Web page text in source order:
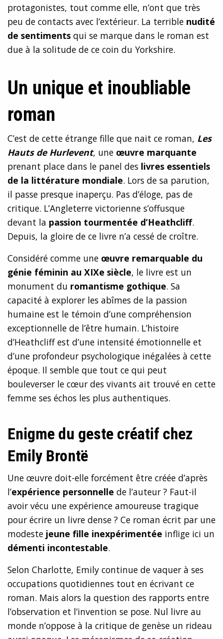
protagonistes, tout comme elle, n’ont que très
peu de contacts avec l’extérieur. La terrible nudité
de sentiments qui se marque dans le roman est
due à la solitude de ce coin du Yorkshire.
Un unique et inoubliable
roman
C’est de cette étrange fille que nait ce roman, Les
Hauts de Hurlevent, une œuvre marquante
prenant place dans le panel des livres essentiels
de la littérature mondiale. Lors de sa parution,
il passe presque inaperçu. Pas d’éloge, pas de
critique. L’Angleterre victorienne s’offusque
devant la passion tourmentée d’Heathcliff.
Depuis, la gloire de ce livre n’a cessé de croître.
Considéré comme une œuvre remarquable du
génie féminin au XIXe siècle, le livre est un
monument du romantisme gothique. Sa
capacité à explorer les abîmes de la passion
humaine est le témoin d’une compréhension
exceptionnelle de l’être humain. L’histoire
d’Heathcliff est d’une intensité émotionnelle et
d’une profondeur psychologique inégalées à cette
époque. Il semble que tout ce qui peut
bouleverser le cœur des vivants ait trouvé en cette
femme ses échos les plus authentiques.
Enigme du geste créatif chez
Emily Brontë
Une œuvre doit-elle forcément être créée d’après
l’expérience personnelle de l’auteur ? Faut-il
avoir vécu une expérience amoureuse tragique
pour écrire un livre dense ? Ce roman écrit par une
modeste jeune fille inexpérimentée inflige ici un
démenti incontestable.
Selon Charlotte, Emily continue de vaquer à ses
occupations quotidiennes tout en écrivant ce
roman. Mais alors la question des rapports entre
l’observation et l’invention se pose. Nul livre au
monde n’oppose à la critique de genèse un rideau